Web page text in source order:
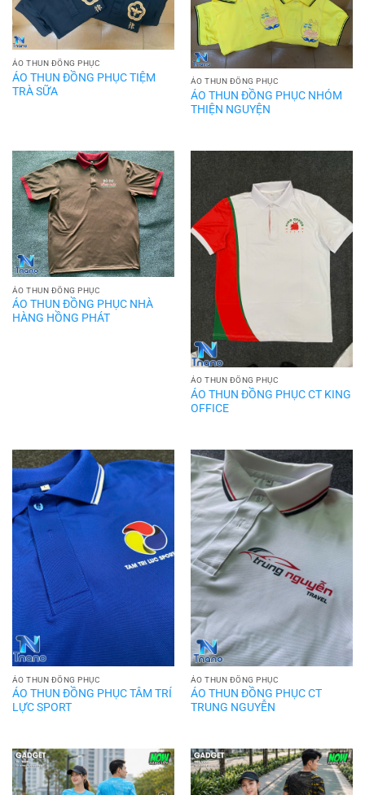
ÁO THUN ĐỒNG PHỤC
ÁO THUN ĐỒNG PHỤC TIỆM
TRÀ SỮA
ÁO THUN ĐỒNG PHỤC
ÁO THUN ĐỒNG PHỤC NHÓM
THIỆN NGUYỆN
ÁO THUN ĐỒNG PHỤC
ÁO THUN ĐỒNG PHỤC NHÀ
HÀNG HỒNG PHÁT
ÁO THUN ĐỒNG PHỤC
ÁO THUN ĐỒNG PHỤC CT KING
OFFICE
ÁO THUN ĐỒNG PHỤC
ÁO THUN ĐỒNG PHỤC TÂM TRÍ
LỰC SPORT
ÁO THUN ĐỒNG PHỤC
ÁO THUN ĐỒNG PHỤC CT
TRUNG NGUYỄN